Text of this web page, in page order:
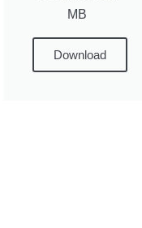
MB
Download